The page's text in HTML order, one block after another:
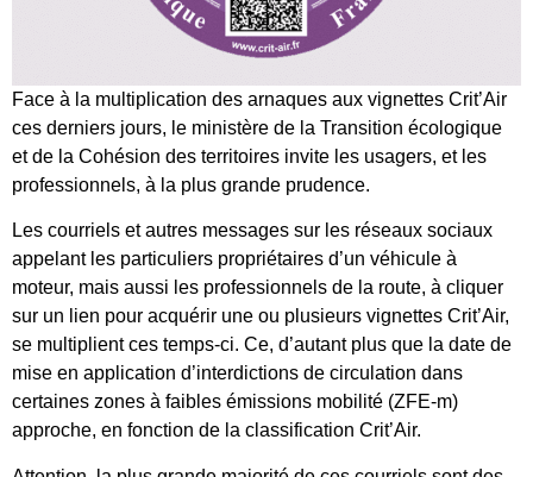
Face à la multiplication des arnaques aux vignettes Crit’Air
ces derniers jours, le ministère de la Transition écologique
et de la Cohésion des territoires invite les usagers, et les
professionnels, à la plus grande prudence.
Les courriels et autres messages sur les réseaux sociaux
appelant les particuliers propriétaires d’un véhicule à
moteur, mais aussi les professionnels de la route, à cliquer
sur un lien pour acquérir une ou plusieurs vignettes Crit’Air,
se multiplient ces temps-ci. Ce, d’autant plus que la date de
mise en application d’interdictions de circulation dans
certaines zones à faibles émissions mobilité (ZFE-m)
approche, en fonction de la classification Crit’Air.